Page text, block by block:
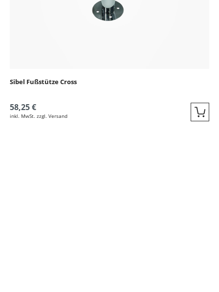
Sibel Fußstütze Cross
58,25 €
inkl. MwSt. zzgl. Versand